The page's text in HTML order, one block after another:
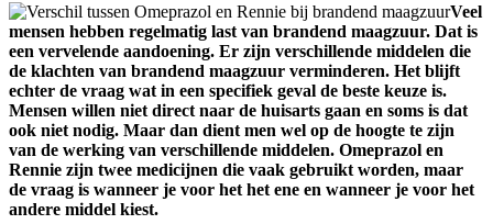
Veel
mensen hebben regelmatig last van brandend maagzuur. Dat is
een vervelende aandoening. Er zijn verschillende middelen die
de klachten van brandend maagzuur verminderen. Het blijft
echter de vraag wat in een specifiek geval de beste keuze is.
Mensen willen niet direct naar de huisarts gaan en soms is dat
ook niet nodig. Maar dan dient men wel op de hoogte te zijn
van de werking van verschillende middelen. Omeprazol en
Rennie zijn twee medicijnen die vaak gebruikt worden, maar
de vraag is wanneer je voor het het ene en wanneer je voor het
andere middel kiest.